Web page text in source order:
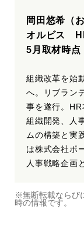
岡田悠希（
オルビス
5月取材時点
組織改革を始
へ。リブラン
事を遂行。HR
組織開発、人
ムの構築と実
は株式会社ポ
人事戦略企画
※無断転載ならび
時の情報です。